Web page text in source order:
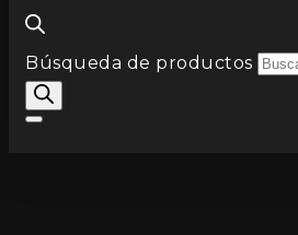
Búsqueda de productos